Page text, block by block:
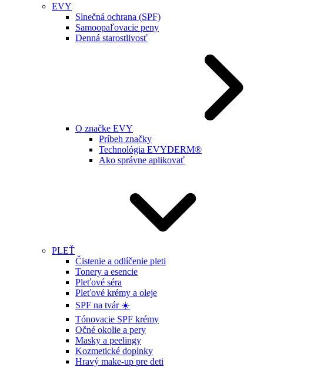
EVY
Slnečná ochrana (SPF)
Samoopaľovacie peny
Denná starostlivosť
O značke EVY
Príbeh značky
Technológia EVYDERM®
Ako správne aplikovať
PLEŤ
Čistenie a odlíčenie pleti
Tonery a esencie
Pleťové séra
Pleťové krémy a oleje
SPF na tvár ☀️
Tónovacie SPF krémy
Očné okolie a pery
Masky a peelingy
Kozmetické doplnky
Hravý make-up pre deti